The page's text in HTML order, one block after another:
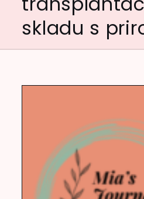
skladu s